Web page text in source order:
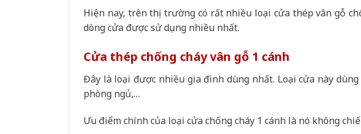
Hiện nay, trên thị trường có rất nhiều loại cửa thép vân gỗ
dòng cửa được sử dụng nhiều nhất.
Cửa thép chống cháy vân gỗ 1 cánh
Đây là loại được nhiều gia đình dùng nhất. Loại cửa này
phòng ngủ,…
Ưu điểm chính của loại cửa chống cháy 1 cánh là nó không